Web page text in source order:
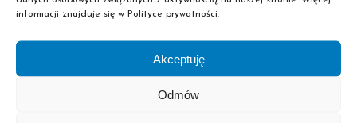
informacji znajduje się w Polityce prywatności.
Akceptuję
Odmów
wkrótce staniesz się słuchaczem jednej z naszych szkół
Cię kierunek oraz pożądane miasto i podasz nam swoje